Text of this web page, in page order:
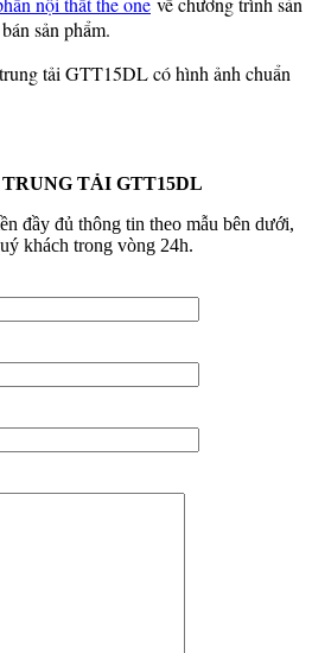
sản phẩm.
tải GTT15DL có hình ảnh chuẩn
TẢI GTT15DL
đầy đủ thông tin theo mẫu bên dưới,
khách trong vòng 24h.